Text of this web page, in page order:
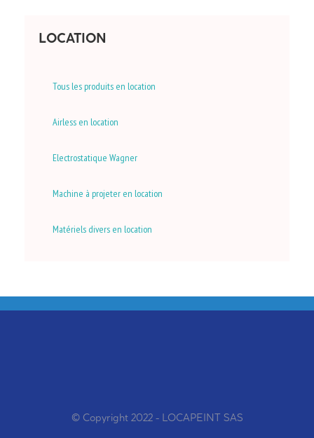
LOCATION
Tous les produits en location
Airless en location
Electrostatique Wagner
Machine à projeter en location
Matériels divers en location
© Copyright 2022 - LOCAPEINT SAS